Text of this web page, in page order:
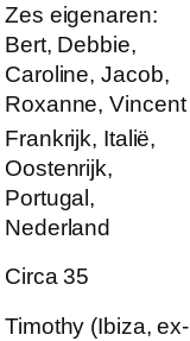
Zes eigenaren:
Bert, Debbie,
Caroline, Jacob,
Roxanne, Vincent
Frankrijk, Italië,
Oostenrijk,
Portugal,
Nederland
Circa 35
Timothy (Ibiza, ex-